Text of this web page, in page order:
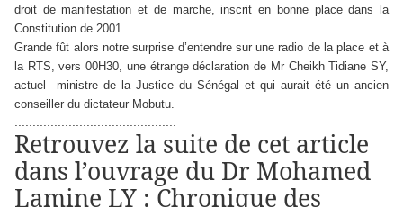
droit de manifestation et de marche, inscrit en bonne place dans la
Constitution de 2001.
Grande fût alors notre surprise d’entendre sur une radio de la place et à
la RTS, vers 00H30, une étrange déclaration de Mr Cheikh Tidiane SY,
actuel
ministre de la Justice du Sénégal et qui aurait été un ancien
conseiller du dictateur Mobutu.
Retrouvez la suite de cet article
dans l’ouvrage du Dr Mohamed
Lamine LY : Chronique des